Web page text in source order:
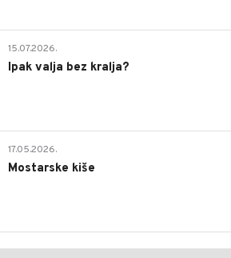
15.07.2026.
Ipak valja bez kralja?
17.05.2026.
Mostarske kiše